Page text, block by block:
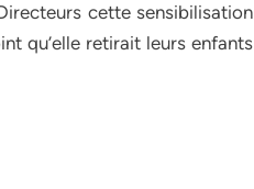
cette sensibilisation
qu’elle retirait leurs enfants